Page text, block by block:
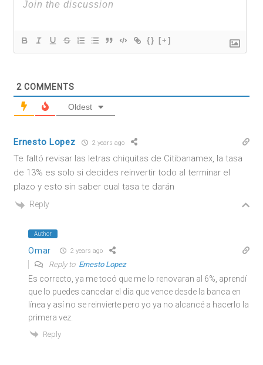
{} [+]
2 COMMENTS
Oldest
Ernesto Lopez 2 years ago
Te faltó revisar las letras chiquitas de Citibanamex, la tasa
de 13% es solo si decides reinvertir todo al terminar el
plazo y esto sin saber cual tasa te darán
Reply
Author
Omar 2 years ago
Reply to Ernesto Lopez
Es correcto, ya me tocó que me lo renovaran al 6%, aprendí
que lo puedes cancelar el día que vence desde la banca en
línea y así no se reinvierte pero yo ya no alcancé a hacerlo la
primera vez.
Reply